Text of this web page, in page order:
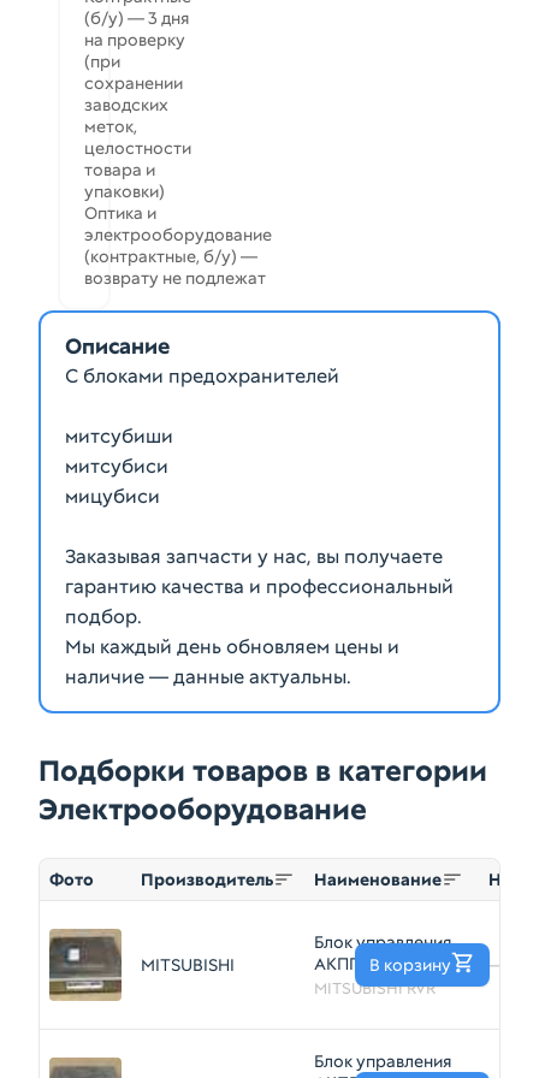
(б/у) — 3 дня
на проверку
(при
сохранении
заводских
меток,
целостности
товара и
упаковки)
Оптика и
электрооборудование
(контрактные, б/у) —
возврату не подлежат
Описание
С блоками предохранителей
митсубиши
митсубиси
мицубиси
Заказывая запчасти у нас, вы получаете
гарантию качества и профессиональный
подбор.
Мы каждый день обновляем цены и
наличие — данные актуальны.
Подборки товаров в категории
Электрооборудование
Фото Производитель Наименование
MITSUBISHI
Блок управления
АКПП MITSUBISHI
RVR 4D68
79590407
MITSUBISHI RVR
—
В корзину
Блок управления